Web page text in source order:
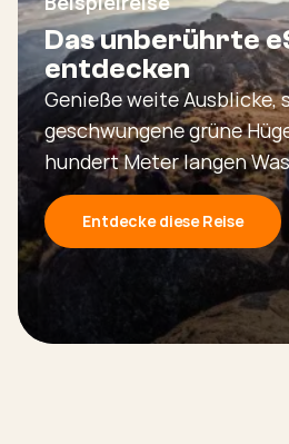
Das unberührte
entdecken
Genieße weite Ausblicke,
geschwungene grüne
hundert Meter langen
Entdecke diese Reise